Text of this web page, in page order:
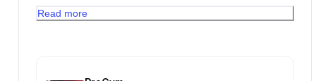
отношение или негатив. Однозначно зал рекомендую
Read more